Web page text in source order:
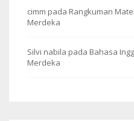
cimm pada Rangkuman
Merdeka
Silvi nabila pada Bahasa
Merdeka